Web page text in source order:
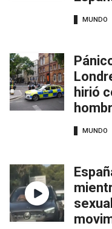
MUNDO
hirió
MUNDO